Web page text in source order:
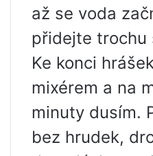
až se voda
přidejte trochu
Ke konci
mixérem a na
minuty dusím.
bez hrudek,